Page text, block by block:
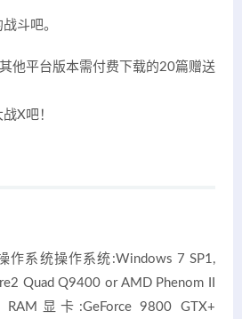
斗吧。
他平台版本需付费下载的20篇赠送
X吧！
作系统操作系统:Windows 7 SP1,
Quad Q9400 or AMD Phenom II
显卡:GeForce 9800 GTX+